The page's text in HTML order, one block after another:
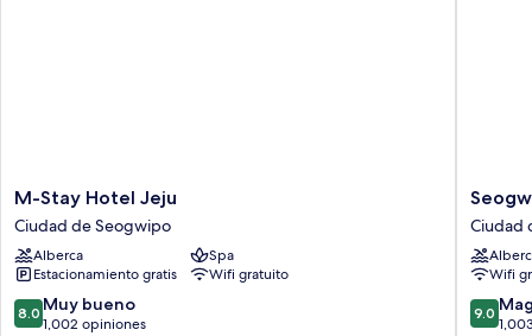
M-
Stay
Hotel
Jeju
Ciudad
de
Seogwipo
M-Stay Hotel Jeju
Ciudad de Seogwipo
Alberca
Spa
Estacionamiento gratis
Wifi gratuito
8.0
de
8.0 Muy bueno
1,002 opiniones
JS
Hotel
Ciudad
de
Ciudad
Wifi
9.0
de
9.0